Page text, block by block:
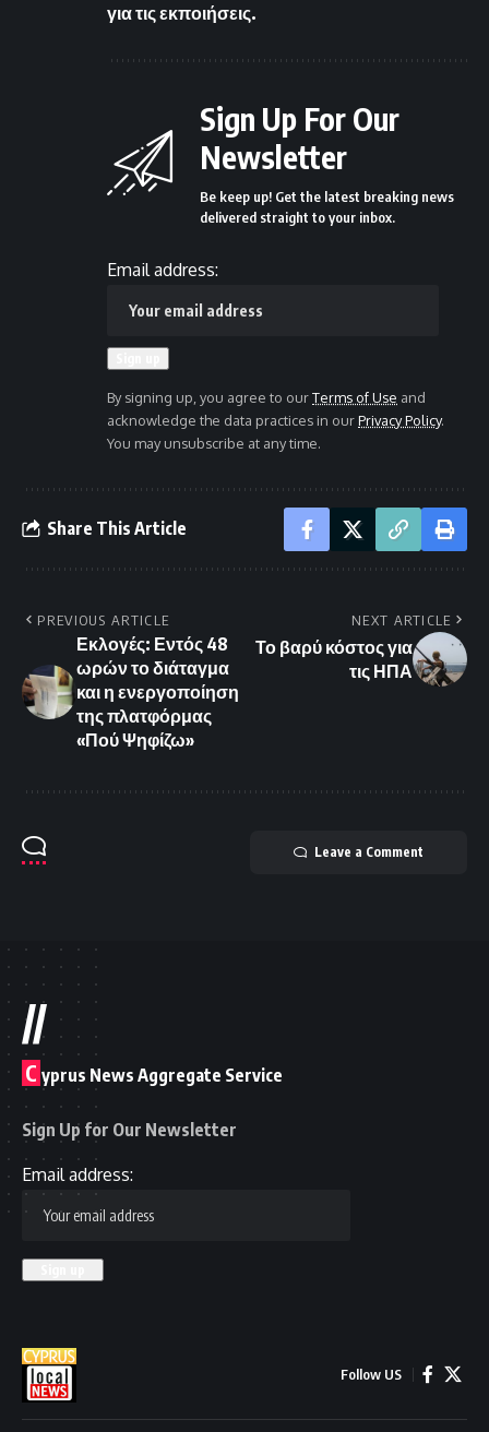
για τις εκποιήσεις.
Sign Up For Our
Newsletter
Be keep up! Get the latest breaking news
delivered straight to your inbox.
Email address:
By signing up, you agree to ourTerms of Use and
acknowledge the data practices in ourPrivacy Policy.
You may unsubscribe at any time.
Share This Article
PREVIOUS ARTICLE
Εκλογές: Εντός 48
ωρών το διάταγμα
και η ενεργοποίηση
της πλατφόρμας
«Πού Ψηφίζω»
NEXT ARTICLE
Το βαρύ κόστος για
τις ΗΠΑ
Leave a Comment
//
C yprus News Aggregate Service
Sign Up for Our Newsletter
Email address:
Follow US